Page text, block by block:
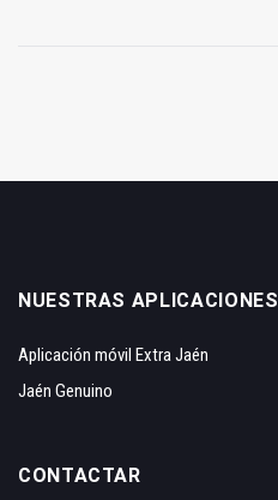
NUESTRAS APLICACIONES
Aplicación móvil Extra Jaén
Jaén Genuino
CONTACTAR